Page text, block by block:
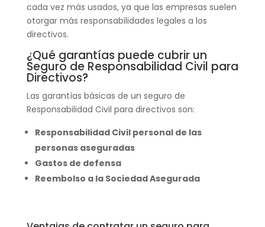
cada vez más usados, ya que las empresas suelen
otorgar más responsabilidades legales a los
directivos.
¿Qué garantías puede cubrir un
Seguro de Responsabilidad Civil para
Directivos?
Las garantías básicas de un seguro de
Responsabilidad Civil para directivos son:
Responsabilidad Civil personal de las
personas aseguradas
Gastos de defensa
Reembolso a la Sociedad Asegurada